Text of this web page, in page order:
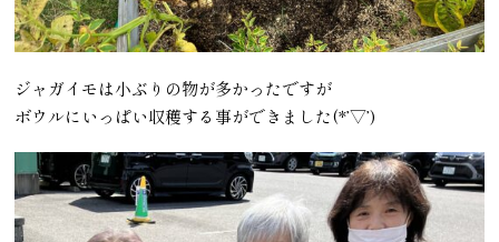
ジャガイモは小ぶりの物が多かったですが
ボウルにいっぱい収穫する事ができました(*’▽’)